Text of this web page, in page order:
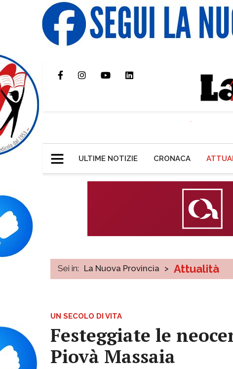
ULTIME NOTIZIE CRONACA
Sei in: La Nuova Provincia > Attualità
UN SECOLO DI VITA
Festeggiate le
Piovà Massaia